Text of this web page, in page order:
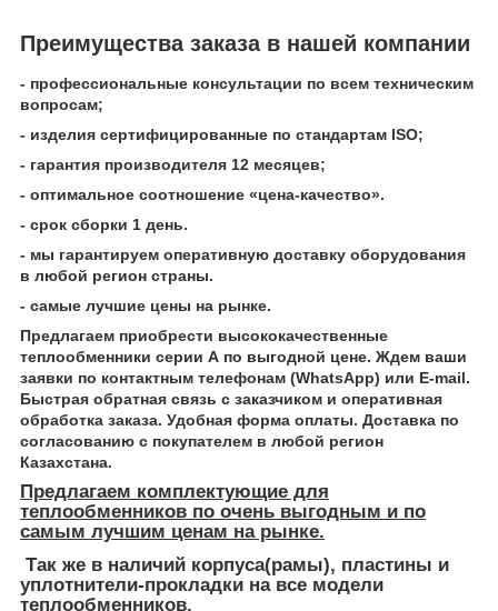
Преимущества заказа в нашей компании
- профессиональные консультации по всем техническим
вопросам;
- изделия сертифицированные по стандартам ISO;
- гарантия производителя 12 месяцев;
- оптимальное соотношение «цена-качество».
- срок сборки 1 день.
- мы гарантируем оперативную доставку оборудования
в любой регион страны.
- самые лучшие цены на рынке.
Предлагаем приобрести высококачественные
теплообменники серии А по выгодной цене. Ждем ваши
заявки по контактным телефонам (WhatsApp) или Е-mail.
Быстрая обратная связь с заказчиком и оперативная
обработка заказа. Удобная форма оплаты. Доставка по
согласованию с покупателем в любой регион
Казахстана.
Предлагаем комплектующие для
теплообменников по очень выгодным и по
самым лучшим ценам на рынке.
Так же в наличий корпуса(рамы), пластины и
уплотнители-прокладки на все модели
теплообменников.